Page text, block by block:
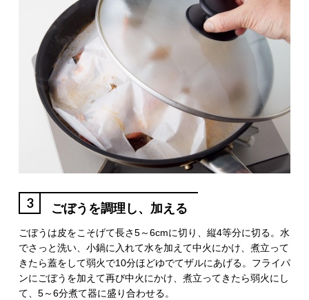
3 ごぼうを調理し、加える
ごぼうは皮をこそげて長さ5～6cmに切り、縦4等分に切る。水
でさっと洗い、小鍋に入れて水を加えて中火にかけ、煮立って
きたら蓋をして弱火で10分ほどゆでてザルにあげる。フライパ
ンにごぼうを加えて再び中火にかけ、煮立ってきたら弱火にし
て、5～6分煮て器に盛り合わせる。